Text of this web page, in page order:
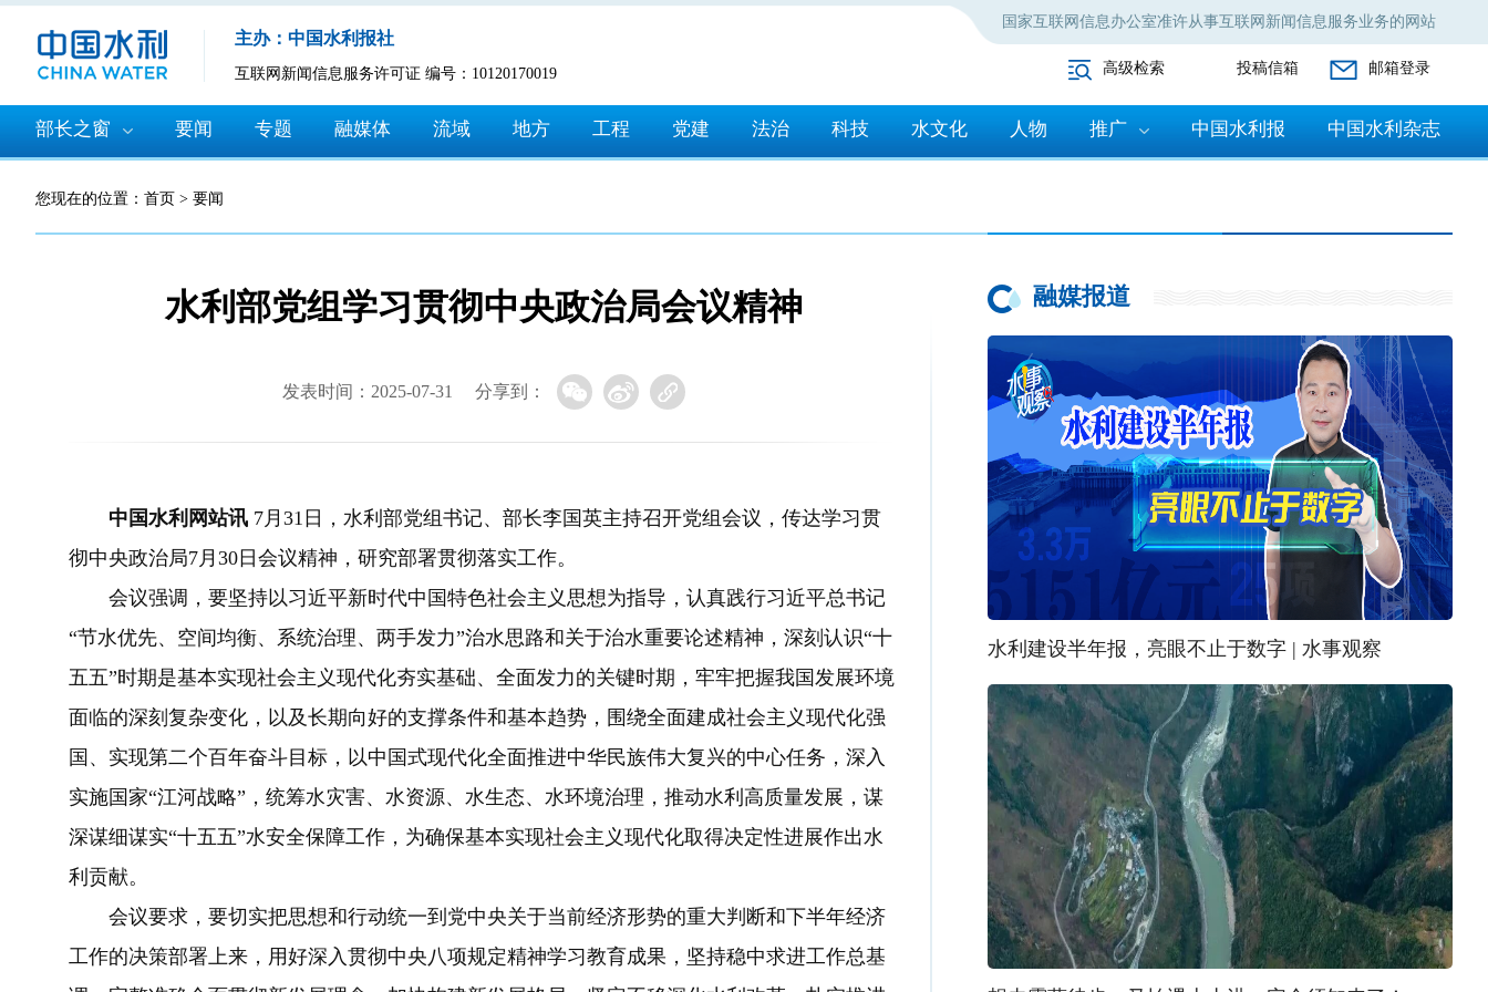
国家互联网信息办公室准许从事互联网新闻信息服务业务的网站
主办：中国水利报社
互联网新闻信息服务许可证 编号：10120170019 高级检索 投稿信箱 邮箱登录
部长之窗 要闻 专题 融媒体 流域 地方 工程 党建 法治 科技 水文化 人物 推广 中国水利报 中国水利杂志
您现在的位置： 首页 > 要闻
水利部党组学习贯彻中央政治局会议精神
发表时间：2025-07-31 分享到：
中国水利网站讯 7月31日，水利部党组书记、部长李国英主持召开党组会议，传达学习贯
彻中央政治局7月30日会议精神，研究部署贯彻落实工作。
会议强调，要坚持以习近平新时代中国特色社会主义思想为指导，认真践行习近平总书记
“节水优先、空间均衡、系统治理、两手发力”治水思路和关于治水重要论述精神，深刻认识“十
五五”时期是基本实现社会主义现代化夯实基础、全面发力的关键时期，牢牢把握我国发展环境
面临的深刻复杂变化，以及长期向好的支撑条件和基本趋势，围绕全面建成社会主义现代化强
国、实现第二个百年奋斗目标，以中国式现代化全面推进中华民族伟大复兴的中心任务，深入
实施国家“江河战略”，统筹水灾害、水资源、水生态、水环境治理，推动水利高质量发展，谋
深谋细谋实“十五五”水安全保障工作，为确保基本实现社会主义现代化取得决定性进展作出水
利贡献。
会议要求，要切实把思想和行动统一到党中央关于当前经济形势的重大判断和下半年经济
工作的决策部署上来，用好深入贯彻中央八项规定精神学习教育成果，坚持稳中求进工作总基
融媒报道
水利建设半年报，亮眼不止于数字 | 水事观察